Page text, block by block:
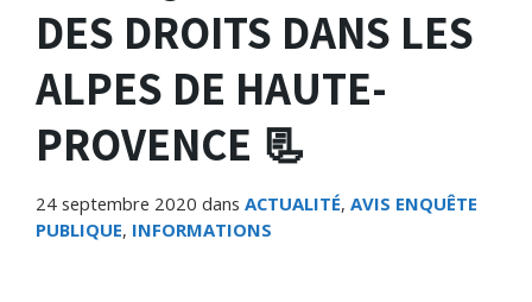
DES DROITS DANS LES
ALPES DE HAUTE-
PROVENCE 📃
24 septembre 2020 dans ACTUALITÉ, AVIS ENQUÊTE
PUBLIQUE, INFORMATIONS